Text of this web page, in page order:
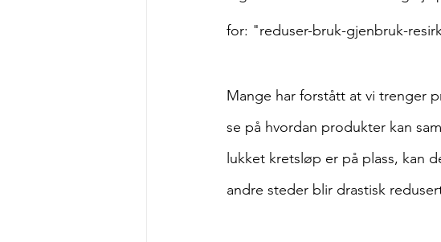
for: "reduser-bruk-gjenbruk-
Mange har forstått at vi trenger
se på hvordan produkter kan
lukket kretsløp er på plass, kan
andre steder blir drastisk